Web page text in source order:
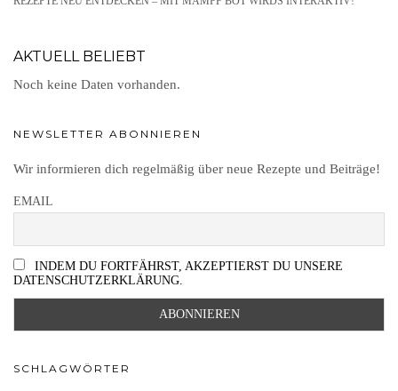
AKTUELL BELIEBT
Noch keine Daten vorhanden.
NEWSLETTER ABONNIEREN
Wir informieren dich regelmäßig über neue Rezepte und Beiträge!
EMAIL
INDEM DU FORTFÄHRST, AKZEPTIERST DU UNSERE
DATENSCHUTZERKLÄRUNG.
SCHLAGWÖRTER